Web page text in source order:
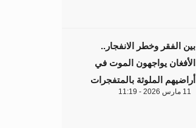
بين الفقر وخطر الانفجار..
الأفغان يواجهون الموت في
أراضيهم الملوثة بالمتفجرات
11 مارس 2026 - 11:19